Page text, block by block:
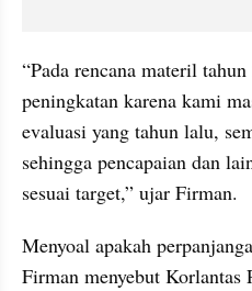
“Pada rencana materil
peningkatan karena kami
evaluasi yang tahun lalu,
sehingga pencapaian dan
sesuai target,” ujar Firman.
Menyoal apakah
Firman menyebut Korlantas